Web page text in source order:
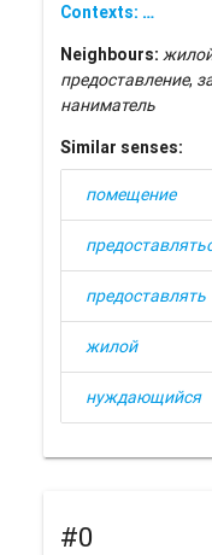
Contexts: …
Neighbours:
предоставление,
наниматель
Similar senses:
помещение
предоставлять
жилой
нуждающийся
#0